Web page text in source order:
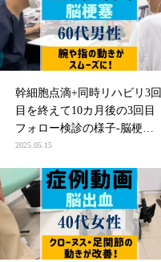
幹細胞点滴+同時リハビリ3回
目を終えて10カ月後の3回目
フォロー検診の様子-脳梗塞
による四肢麻痺の患者様
2025.05.15